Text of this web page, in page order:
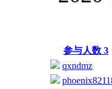
参与人数 3
qxndmz